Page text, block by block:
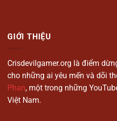
GIỚI THIỆU
Crisdevilgamer.org là điểm
cho những ai yêu mến và dõi
Phan, một trong những
Việt Nam.